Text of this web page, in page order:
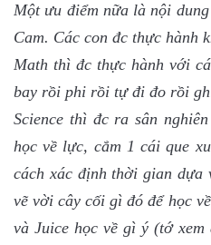
Một ưu điểm nữa là nội
Cam. Các con đc thực hành
Math thì đc thực hành với
bay rồi phi rồi tự đi đo rồi
Science thì đc ra sân
học về lực, cắm 1 cái que
cách xác định thời gian dựa
vẽ vời cây cối gì đó để học
và Juice học về gì ý (tớ